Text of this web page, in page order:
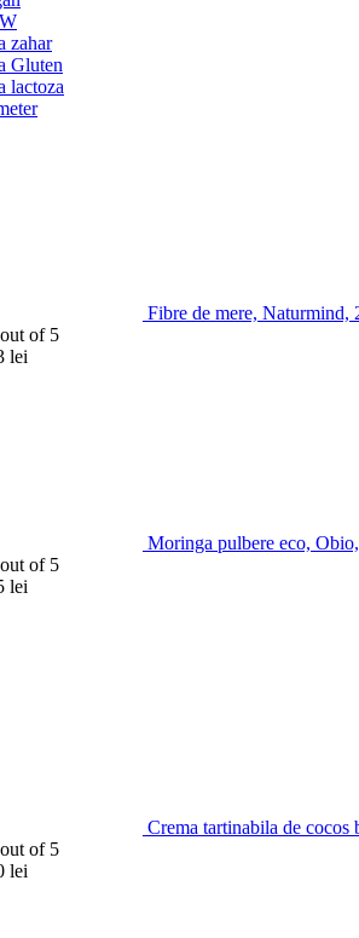
zahar
Gluten
lactoza
Fibre de mere, Naturmind,
out of 5
lei
Moringa pulbere eco,
out of 5
lei
Crema tartinabila de
out of 5
lei